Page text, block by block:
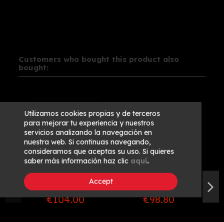
Customers who bought this product also
bought:
T-bone - 4
€104.00
Entrecote with
bone - 5 units.
€98.80
Utilizamos cookies propias y de terceros
para mejorar tu experiencia y nuestros
servicios analizando la navegación en
nuestra web. Si continuas navegando,
consideramos que aceptas su uso. Si quieres
saber más información haz clic aquí.
Accept